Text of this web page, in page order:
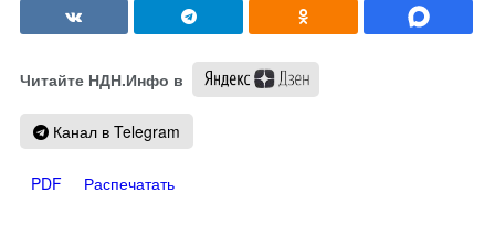
Читайте НДН.Инфо в
Канал в Telegram
PDF Распечатать